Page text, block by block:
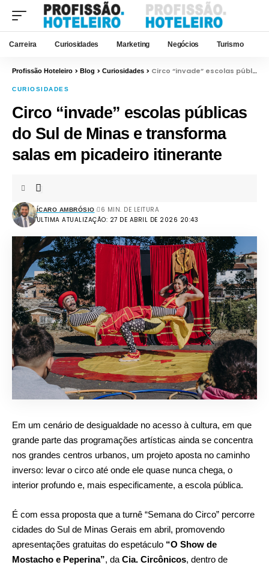
Carreira Curiosidades Marketing Negócios Turismo
Profissão Hoteleiro > Blog > Curiosidades > Circo “invade” escolas públicas do Sul de Minas e transforma salas em picadeiro itinerante
CURIOSIDADES
Circo “invade” escolas públicas
do Sul de Minas e transforma
salas em picadeiro itinerante
ULTIMA ATUALIZAÇÃO: 27 DE ABRIL DE 2026 20:43
ÍCARO AMBRÓSIO 6 MIN. DE LEITURA
Em um cenário de desigualdade no acesso à cultura, em que
grande parte das programações artísticas ainda se concentra
nos grandes centros urbanos, um projeto aposta no caminho
inverso: levar o circo até onde ele quase nunca chega, o
interior profundo e, mais especificamente, a escola pública.
É com essa proposta que a turnê “Semana do Circo” percorre
cidades do Sul de Minas Gerais em abril, promovendo
apresentações gratuitas do espetáculo “O Show de
Mostacho e Peperina”, da Cia. Circônicos, dentro de